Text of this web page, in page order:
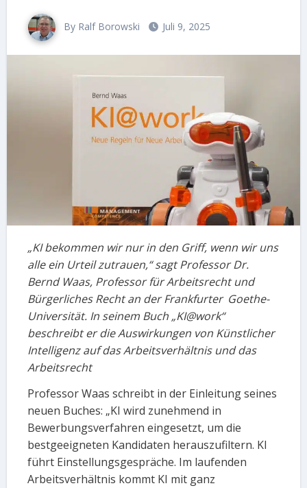
By Ralf Borowski Juli 9, 2025
„KI bekommen wir nur in den Griff, wenn wir uns
alle ein Urteil zutrauen,“ sagt Professor Dr.
Bernd Waas, Professor für Arbeitsrecht und
Bürgerliches Recht an der Frankfurter Goethe-
Universität. In seinem Buch „KI@work“
beschreibt er die Auswirkungen von Künstlicher
Intelligenz auf das Arbeitsverhältnis und das
Arbeitsrecht
Professor Waas schreibt in der Einleitung seines
neuen Buches: „KI wird zunehmend in
Bewerbungsverfahren eingesetzt, um die
bestgeeigneten Kandidaten herauszufiltern. KI
führt Einstellungsgespräche. Im laufenden
Arbeitsverhältnis kommt KI mit ganz